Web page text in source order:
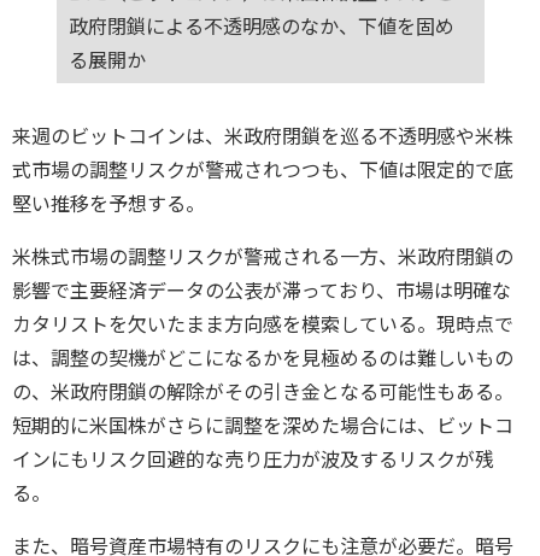
政府閉鎖による不透明感のなか、下値を固め
る展開か
来週のビットコインは、米政府閉鎖を巡る不透明感や米株
式市場の調整リスクが警戒されつつも、下値は限定的で底
堅い推移を予想する。
米株式市場の調整リスクが警戒される一方、米政府閉鎖の
影響で主要経済データの公表が滞っており、市場は明確な
カタリストを欠いたまま方向感を模索している。現時点で
は、調整の契機がどこになるかを見極めるのは難しいもの
の、米政府閉鎖の解除がその引き金となる可能性もある。
短期的に米国株がさらに調整を深めた場合には、ビットコ
インにもリスク回避的な売り圧力が波及するリスクが残
る。
また、暗号資産市場特有のリスクにも注意が必要だ。暗号